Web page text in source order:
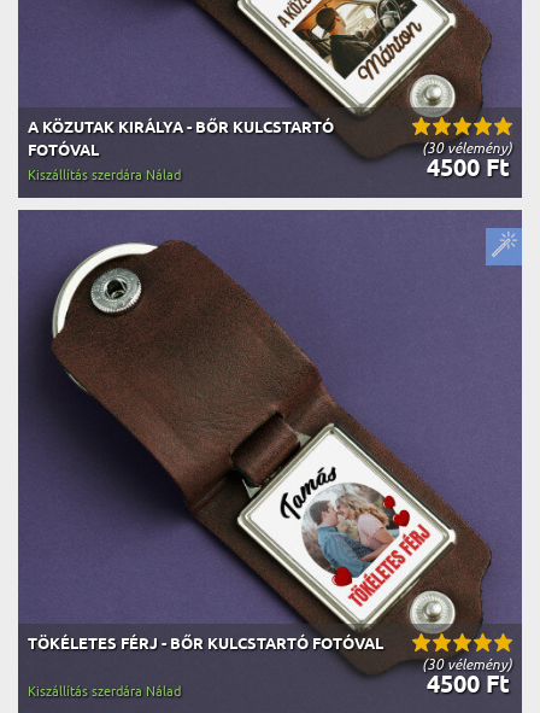
(30 vélemény)
A KÖZUTAK KIRÁLYA - BŐR KULCSTARTÓ
FOTÓVAL
4500 Ft
Kiszállítás szerdára Nálad
(30 vélemény)
TÖKÉLETES FÉRJ - BŐR KULCSTARTÓ FOTÓVAL
4500 Ft
Kiszállítás szerdára Nálad